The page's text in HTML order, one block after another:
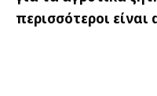
περισσότεροι είναι